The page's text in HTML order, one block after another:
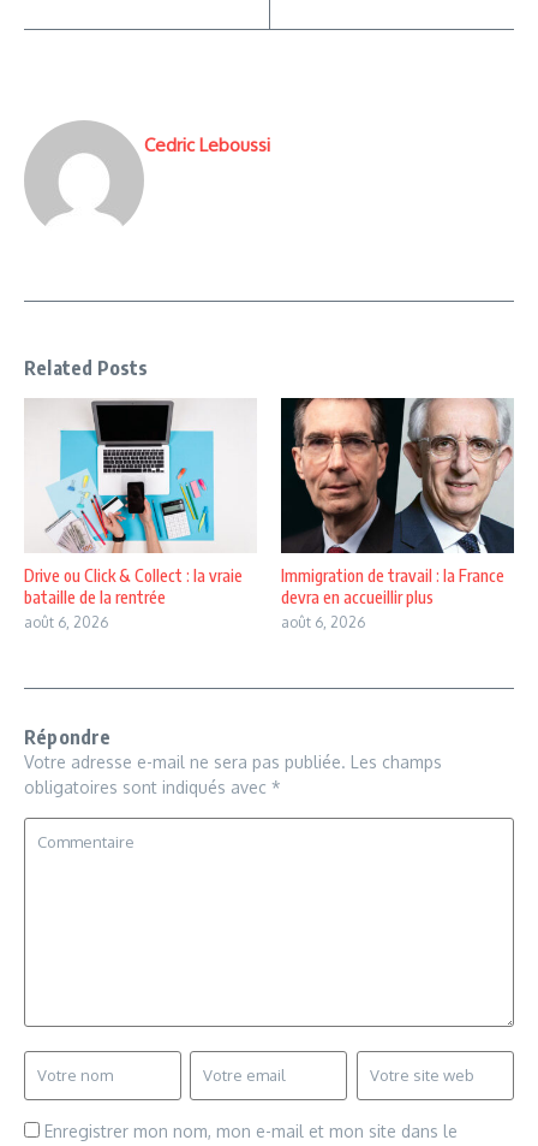
Cedric Leboussi
Related Posts
Drive ou Click & Collect : la vraie
bataille de la rentrée
août 6, 2026
Immigration de travail : la France
devra en accueillir plus
août 6, 2026
Répondre
Votre adresse e-mail ne sera pas publiée. Les champs
obligatoires sont indiqués avec *
Enregistrer mon nom, mon e-mail et mon site dans le